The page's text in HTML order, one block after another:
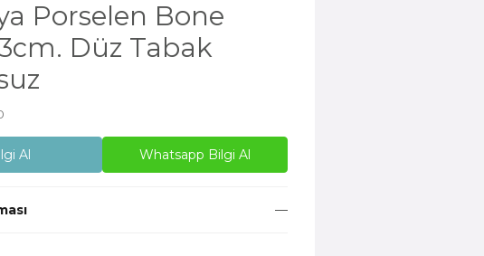
Porselen Bone
Düz Tabak
Al Whatsapp Bilgi Al